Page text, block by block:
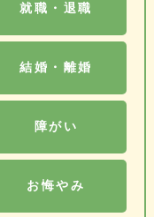
就職・退職
結婚・離婚
障がい
お悔やみ